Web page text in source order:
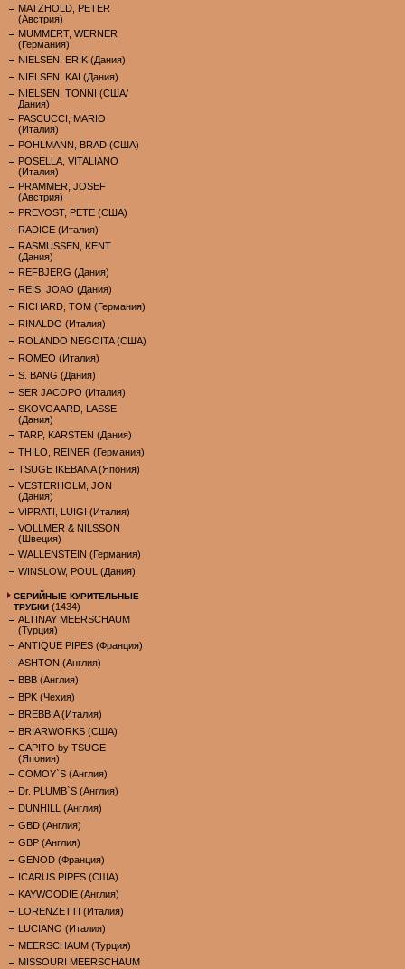
MATZHOLD, PETER
(Австрия)
MUMMERT, WERNER
(Германия)
NIELSEN, ERIK (Дания)
NIELSEN, KAI (Дания)
NIELSEN, TONNI (США/
Дания)
PASCUCCI, MARIO
(Италия)
POHLMANN, BRAD (США)
POSELLA, VITALIANO
(Италия)
PRAMMER, JOSEF
(Австрия)
PREVOST, PETE (США)
RADICE (Италия)
RASMUSSEN, KENT
(Дания)
REFBJERG (Дания)
REIS, JOAO (Дания)
RICHARD, TOM (Германия)
RINALDO (Италия)
ROLANDO NEGOITA (США)
ROMEO (Италия)
S. BANG (Дания)
SER JACOPO (Италия)
SKOVGAARD, LASSE
(Дания)
TARP, KARSTEN (Дания)
THILO, REINER (Германия)
TSUGE IKEBANA (Япония)
VESTERHOLM, JON
(Дания)
VIPRATI, LUIGI (Италия)
VOLLMER & NILSSON
(Швеция)
WALLENSTEIN (Германия)
WINSLOW, POUL (Дания)
СЕРИЙНЫЕ КУРИТЕЛЬНЫЕ
ТРУБКИ (1434)
ALTINAY MEERSCHAUM
(Турция)
ANTIQUE PIPES (Франция)
ASHTON (Англия)
BBB (Англия)
BPK (Чехия)
BREBBIA (Италия)
BRIARWORKS (США)
CAPITO by TSUGE
(Япония)
COMOY`S (Англия)
Dr. PLUMB`S (Англия)
DUNHILL (Англия)
GBD (Англия)
GBP (Англия)
GENOD (Франция)
ICARUS PIPES (США)
KAYWOODIE (Англия)
LORENZETTI (Италия)
LUCIANO (Италия)
MEERSCHAUM (Турция)
MISSOURI MEERSCHAUM